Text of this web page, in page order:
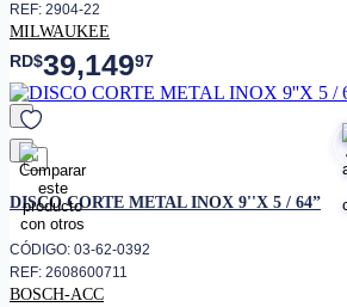
REF: 2904-22
MILWAUKEE
RD$39,14997
favorito
DISCO CORTE METAL INOX 9''X 5 / 64”
CÓDIGO: 03-62-0392
REF: 2608600711
BOSCH-ACC